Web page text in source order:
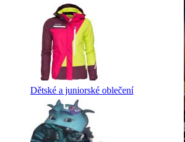
Dětské a juniorské oblečení